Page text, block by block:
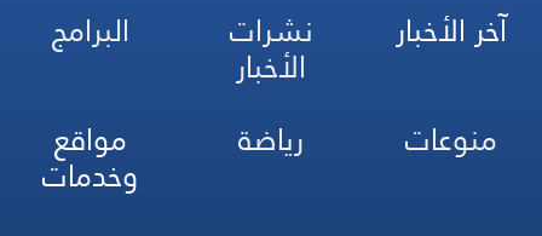
آخر الأخبار نشرات
الأخبار
البرامج
منوعات
رياضة مواقع
وخدمات